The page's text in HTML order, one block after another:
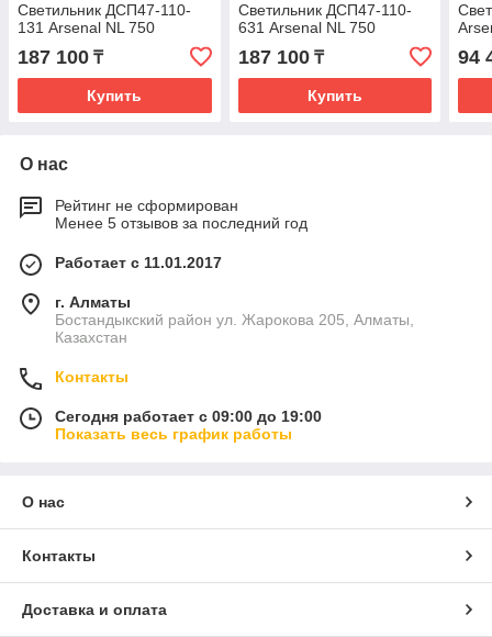
Светильник ДСП47-110-
131 Arsenal NL 750
187 100 ₸
Купить
Светильник ДСП47-110-
631 Arsenal NL 750
187 100₸
Купить
94
О нас
Рейтинг не сформирован
Менее 5 отзывов за последний год
Работает с 11.01.2017
г. Алматы
Бостандыкский район ул. Жарокова 205, Алматы,
Казахстан
Контакты
Сегодня работает с 09:00 до 19:00
Показать весь график работы
О нас
Контакты
Доставка и оплата